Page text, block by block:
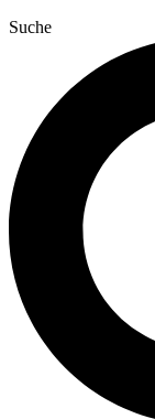
Suche